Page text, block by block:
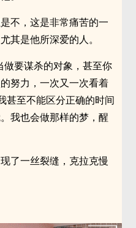
不，这是非常痛苦的一
其是他所深爱的人。
做要谋杀的对象，甚至你
努力，一次又一次看着
甚至不能区分正确的时间
我也会做那样的梦，醒
了一丝裂缝，克拉克慢